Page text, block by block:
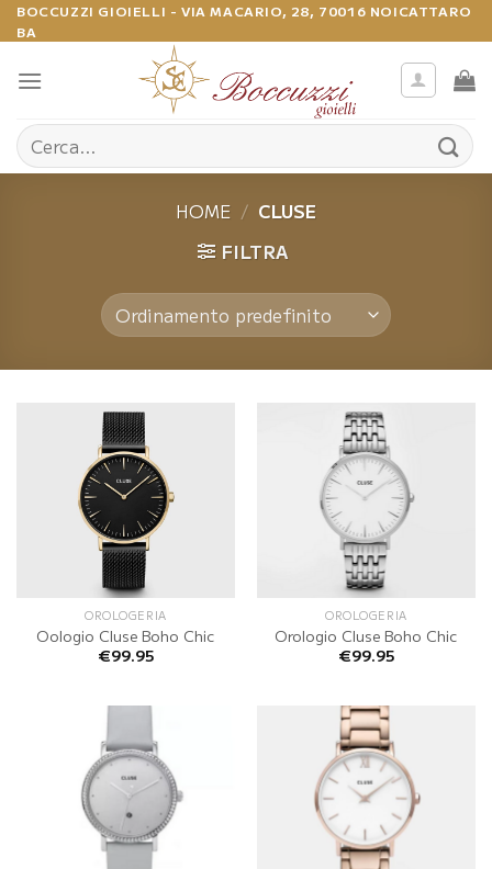
Salta
ai
contenuti
BOCCUZZI GIOIELLI - VIA MACARIO, 28, 70016 NOICATTARO
BA
Cerca:
HOME / CLUSE
FILTRA
OROLOGERIA
Oologio Cluse Boho Chic
€99.95
OROLOGERIA
Orologio Cluse Boho Chic
€99.95